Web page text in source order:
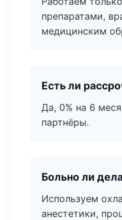
препаратами,
медицинским
Есть ли
Да, 0% на 6
партнёры.
Больно ли
Используем
анестетики,